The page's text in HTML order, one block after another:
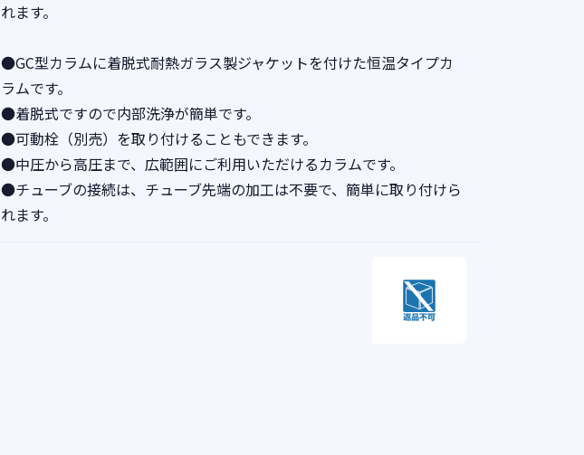
れます。
●GC型カラムに着脱式耐熱ガラス製ジャケットを付けた恒温タイプカ
ラムです。
●着脱式ですので内部洗浄が簡単です。
●可動栓（別売）を取り付けることもできます。
●中圧から高圧まで、広範囲にご利用いただけるカラムです。
●チューブの接続は、チューブ先端の加工は不要で、簡単に取り付けら
れます。